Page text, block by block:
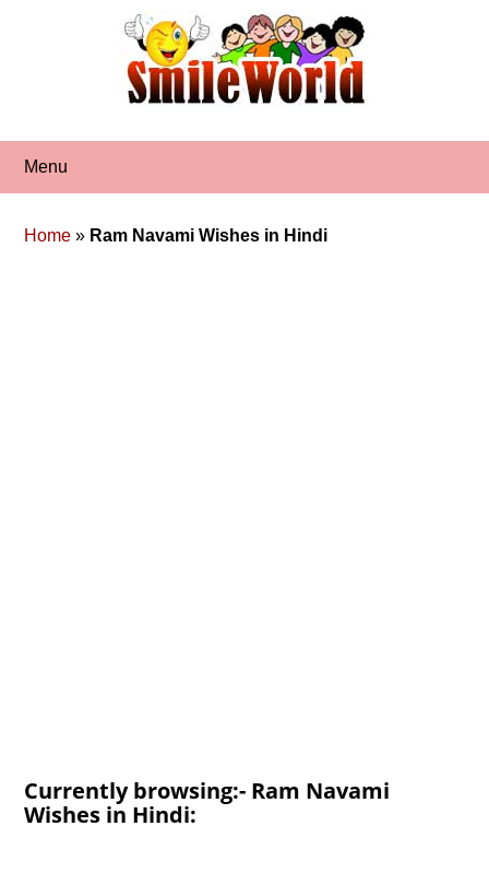
Menu
Home » Ram Navami Wishes in Hindi
Currently browsing:- Ram Navami
Wishes in Hindi: